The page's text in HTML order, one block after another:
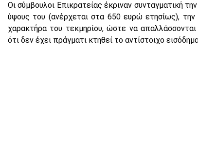
Οι σύμβουλοι Επικρατείας έκριναν συνταγματική
ύψους του (ανέρχεται στα 650 ευρώ ετησίως),
χαρακτήρα του τεκμηρίου, ώστε να
ότι δεν έχει πράγματι κτηθεί το αντίστοιχο